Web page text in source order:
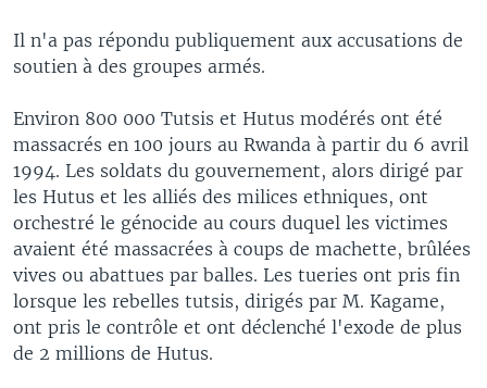
Il n'a pas répondu publiquement aux accusations de
soutien à des groupes armés.
Environ 800 000 Tutsis et Hutus modérés ont été
massacrés en 100 jours au Rwanda à partir du 6 avril
1994. Les soldats du gouvernement, alors dirigé par
les Hutus et les alliés des milices ethniques, ont
orchestré le génocide au cours duquel les victimes
avaient été massacrées à coups de machette, brûlées
vives ou abattues par balles. Les tueries ont pris fin
lorsque les rebelles tutsis, dirigés par M. Kagame,
ont pris le contrôle et ont déclenché l'exode de plus
de 2 millions de Hutus.